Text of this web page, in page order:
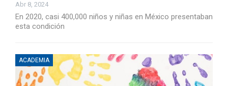
Abr 8, 2024
En 2020, casi 400,000 niños y niñas en México presentaban
esta condición
ACADEMIA